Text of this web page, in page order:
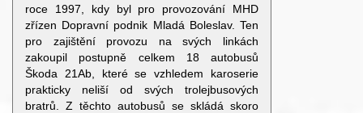
roce 1997, kdy byl pro provozování MHD
zřízen Dopravní podnik Mladá Boleslav. Ten
pro zajištění provozu na svých linkách
zakoupil postupně celkem 18 autobusů
Škoda 21Ab, které se vzhledem karoserie
prakticky neliší od svých trolejbusových
bratrů. Z těchto autobusů se skládá skoro